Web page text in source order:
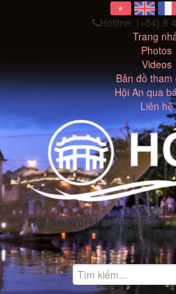
Trang nhất
Photos
Videos
Bản đồ tham
Hội An qua
Liên hệ
Hoi An World Heritage